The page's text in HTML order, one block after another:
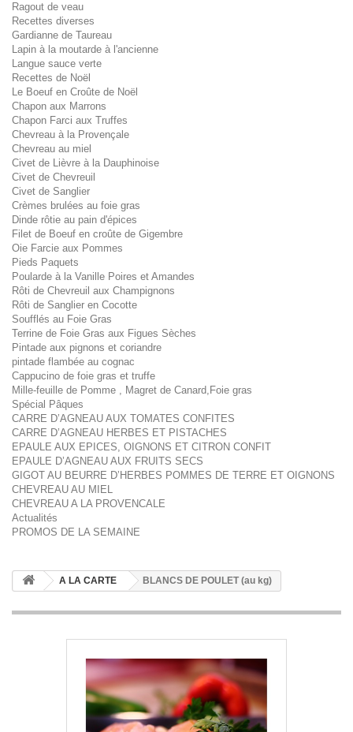
Ragout de veau
Recettes diverses
Gardianne de Taureau
Lapin à la moutarde à l'ancienne
Langue sauce verte
Recettes de Noël
Le Boeuf en Croûte de Noël
Chapon aux Marrons
Chapon Farci aux Truffes
Chevreau à la Provençale
Chevreau au miel
Civet de Lièvre à la Dauphinoise
Civet de Chevreuil
Civet de Sanglier
Crèmes brulées au foie gras
Dinde rôtie au pain d'épices
Filet de Boeuf en croûte de Gigembre
Oie Farcie aux Pommes
Pieds Paquets
Poularde à la Vanille Poires et Amandes
Rôti de Chevreuil aux Champignons
Rôti de Sanglier en Cocotte
Soufflés au Foie Gras
Terrine de Foie Gras aux Figues Sèches
Pintade aux pignons et coriandre
pintade flambée au cognac
Cappucino de foie gras et truffe
Mille-feuille de Pomme , Magret de Canard,Foie gras
Spécial Pâques
CARRE D’AGNEAU AUX TOMATES CONFITES
CARRE D’AGNEAU HERBES ET PISTACHES
EPAULE AUX EPICES, OIGNONS ET CITRON CONFIT
EPAULE D’AGNEAU AUX FRUITS SECS
GIGOT AU BEURRE D’HERBES POMMES DE TERRE ET OIGNONS
CHEVREAU AU MIEL
CHEVREAU A LA PROVENCALE
Actualités
PROMOS DE LA SEMAINE
A LA CARTE BLANCS DE POULET (au kg)